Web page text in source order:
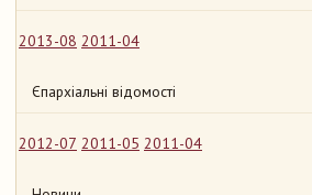
2013-08 2011-04
Єпархіальні відомості
2012-07 2011-05 2011-04